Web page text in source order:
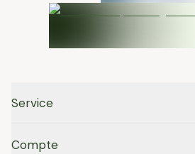
Service
Compte